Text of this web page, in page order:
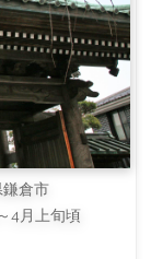
倉市
4月上旬頃